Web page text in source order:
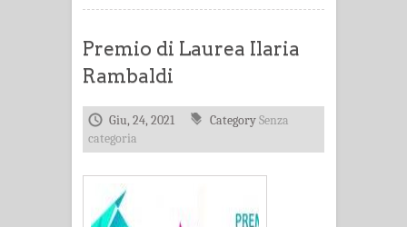
Premio di Laurea Ilaria
Rambaldi
Giu, 24, 2021 CategorySenza
categoria